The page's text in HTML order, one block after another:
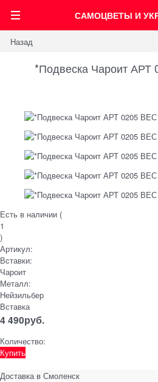
САМОЦВЕТЫ И
Назад
*Подвеска Чароит АРТ
Есть в наличии (
1
)
Артикул:
Вставки:
Чароит
Металл:
Нейзильбер
Вставка
4 490руб.
Количество:
Купить
Доставка в Смоленск